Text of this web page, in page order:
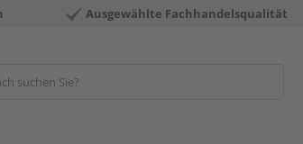
Ausgewählte Fachhandelsqualität